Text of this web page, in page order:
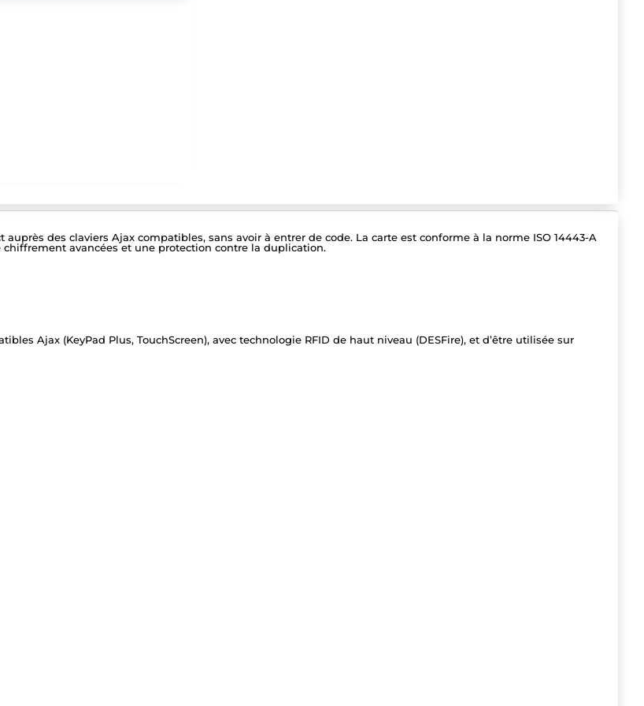
des claviers Ajax compatibles, sans avoir à entrer de code. La carte est conforme à la norme ISO 14443-A
chiffrement avancées et une protection contre la duplication.
Ajax (KeyPad Plus, TouchScreen), avec technologie RFID de haut niveau (DESFire), et d’être utilisée sur